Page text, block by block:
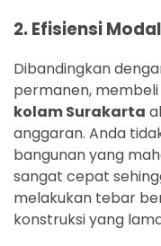
2. Efisiensi
Dibandingkan
permanen,
kolam Surakarta
anggaran. Anda
bangunan yang
sangat cepat
melakukan tebar
konstruksi yang